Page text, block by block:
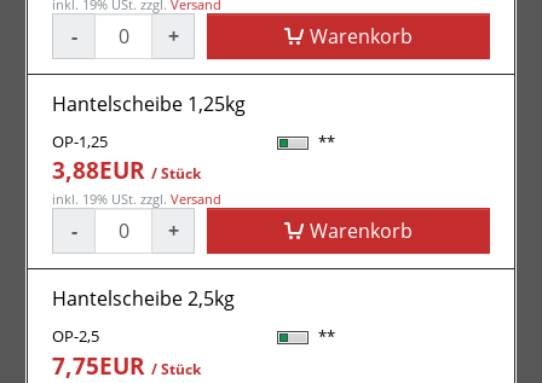
inkl. 19% USt. zzgl. Versand
- + Warenkorb
Hantelscheibe 1,25kg
OP-1,25 **
3,88EUR / Stück
inkl. 19% USt. zzgl. Versand
- + Warenkorb
Hantelscheibe 2,5kg
OP-2,5 **
7,75EUR / Stück